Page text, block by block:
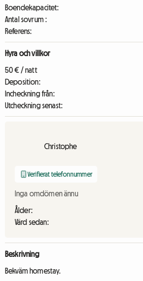
Boendekapacitet:
Antal sovrum :
Referens:
Hyra och villkor
50 € / natt
Deposition:
Incheckning från:
Utcheckning senast:
Christophe
Verifierat telefonnummer
Inga omdömen ännu
Ålder:
Värd sedan:
Beskrivning
Bekväm homestay.